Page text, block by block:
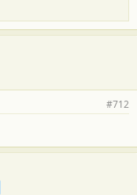
#712